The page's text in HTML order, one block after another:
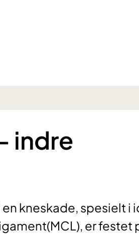
indre
kneskade, spesielt i
er festet